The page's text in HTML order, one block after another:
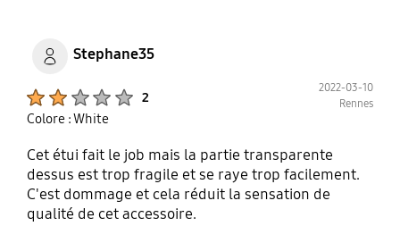
Stephane35
2
2022-03-10
Rennes
Colore : White
Cet étui fait le job mais la partie transparente
dessus est trop fragile et se raye trop facilement.
C'est dommage et cela réduit la sensation de
qualité de cet accessoire.